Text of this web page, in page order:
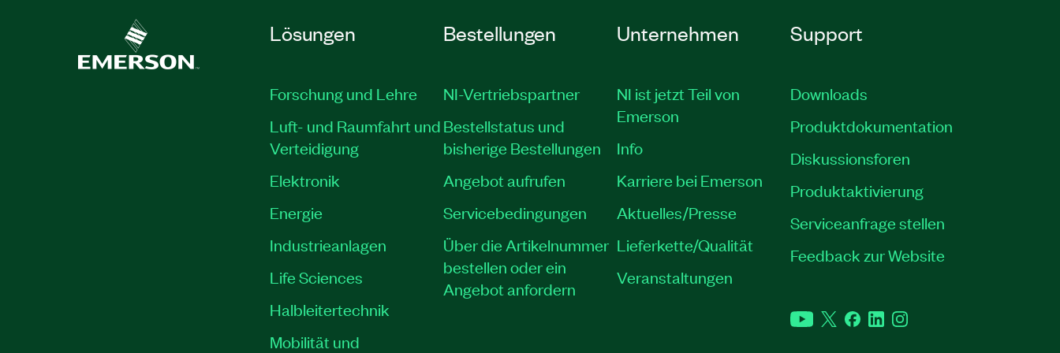
Lösungen
Forschung und Lehre
Luft- und Raumfahrt und
Verteidigung
Elektronik
Energie
Industrieanlagen
Life Sciences
Halbleitertechnik
Mobilität und
Bestellungen
NI-Vertriebspartner
Bestellstatus und
bisherige Bestellungen
Angebot aufrufen
Servicebedingungen
Über die Artikelnummer
bestellen oder ein
Angebot anfordern
Unternehmen
NI ist jetzt Teil von
Emerson
Info
Karriere bei Emerson
Aktuelles/Presse
Lieferkette/Qualität
Veranstaltungen
Support
Downloads
Produktdokumentation
Diskussionsforen
Produktaktivierung
Serviceanfrage stellen
Feedback zur Website
YouTubeTwitterFacebookLinkedInInstagram